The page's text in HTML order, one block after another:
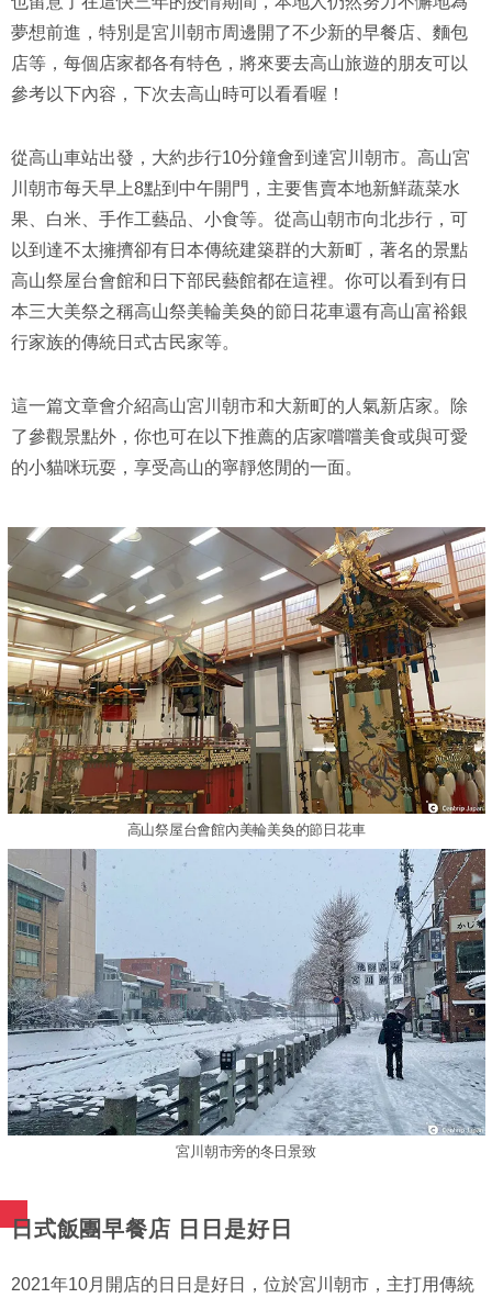
夢想前進，特別是宮川朝市周邊開了不少新的早餐店、麵包
店等，每個店家都各有特色，將來要去高山旅遊的朋友可以
參考以下內容，下次去高山時可以看看喔！
從高山車站出發，大約步行10分鐘會到達宮川朝市。高山宮
川朝市每天早上8點到中午開門，主要售賣本地新鮮蔬菜水
果、白米、手作工藝品、小食等。從高山朝市向北步行，可
以到達不太擁擠卻有日本傳統建築群的大新町，著名的景點
高山祭屋台會館和日下部民藝館都在這裡。你可以看到有日
本三大美祭之稱高山祭美輪美奐的節日花車還有高山富裕銀
行家族的傳統日式古民家等。
這一篇文章會介紹高山宮川朝市和大新町的人氣新店家。除
了參觀景點外，你也可在以下推薦的店家嚐嚐美食或與可愛
的小貓咪玩耍，享受高山的寧靜悠閒的一面。
高山祭屋台會館內美輪美奐的節日花車
宮川朝市旁的冬日景致
日式飯團早餐店 日日是好日
2021年10月開店的日日是好日，位於宮川朝市，主打用傳統